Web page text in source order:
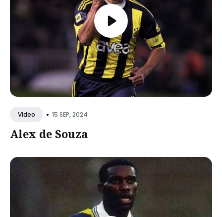
Video • 15 SEP, 2024
Alex de Souza